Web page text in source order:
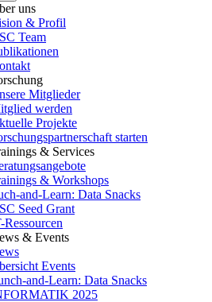
uns
& Profil
Team
Mitglieder
werden
Projekte
starten
& Services
& Workshops
and-Learn: Data Snacks
Seed Grant
Ressourcen
& Events
Events
and-Learn: Data Snacks
2025